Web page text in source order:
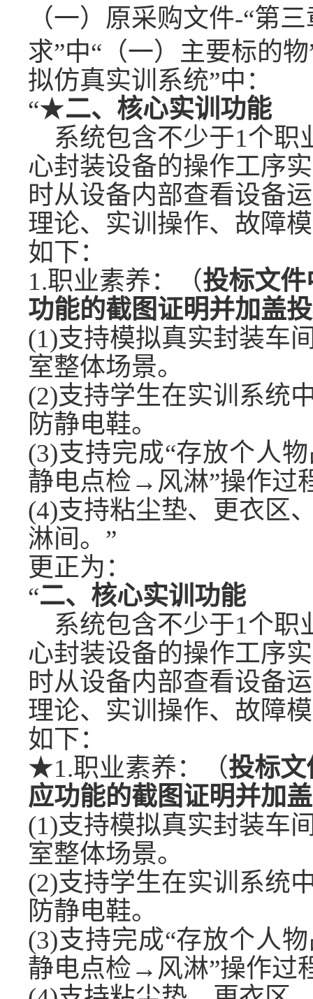
（一） 原采购文件-“第三
求”中“ （一） 主要标的物
拟仿真实训系统”中：
“★二、核心实训功能
系统包含不少于1个职
心封装设备的操作工序
时从设备内部查看设备
理论、实训操作、故障
如下：
1.职业素养：（投标文
功能的截图证明并加盖
(1)支持模拟真实封装车
室整体场景。
(2)支持学生在实训系统
防静电鞋。
(3)支持完成“存放个人
静电点检→风淋”操作过
(4)支持粘尘垫、更衣区
淋间。 ”
更正为：
“二、核心实训功能
系统包含不少于1个职
心封装设备的操作工序
时从设备内部查看设备
理论、实训操作、故障
如下：
★1.职业素养：（投标
应功能的截图证明并加
(1)支持模拟真实封装车
室整体场景。
(2)支持学生在实训系统
防静电鞋。
(3)支持完成“存放个人
静电点检→风淋”操作过